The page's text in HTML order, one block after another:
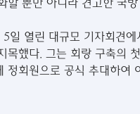
할 뿐만 아니라 견고한 국
일 열린 대규모 기자회견
목했다. 그는 회랑 구축의
정회원으로 공식 추대하